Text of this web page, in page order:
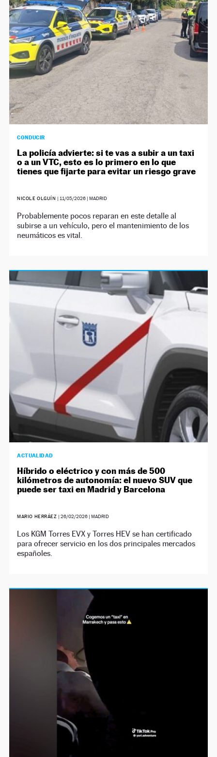
NEWSLETTER
SÍGUENOS
CONDUCIR
La policía advierte: si te vas a subir a un taxi
o a un VTC, esto es lo primero en lo que
tienes que fijarte para evitar un riesgo grave
NICOLE OLGUÍN | 11/05/2026| MADRID
Probablemente pocos reparan en este detalle al
subirse a un vehículo, pero el mantenimiento de los
neumáticos es vital.
ACTUALIDAD
Híbrido o eléctrico y con más de 500
kilómetros de autonomía: el nuevo SUV que
puede ser taxi en Madrid y Barcelona
MARIO HERRÁEZ | 26/02/2026| MADRID
Los KGM Torres EVX y Torres HEV se han certificado
para ofrecer servicio en los dos principales mercados
españoles.